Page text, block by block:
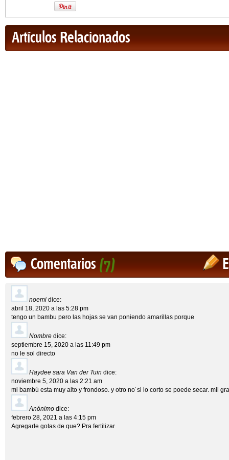
Artículos Relacionados
Comentarios(7)
noemi dice:
abril 18, 2020 a las 5:28 pm
tengo un bambu pero las hojas se van poniendo amarillas porque
Nombre dice:
septiembre 15, 2020 a las 11:49 pm
no le sol directo
Haydee sara Van der Tuin dice:
noviembre 5, 2020 a las 2:21 am
mi bambú esta muy alto y frondoso. y otro no´si lo corto se poede secar. mil
Anónimo dice:
febrero 28, 2021 a las 4:15 pm
Agregarle gotas de que? Pra fertilizar